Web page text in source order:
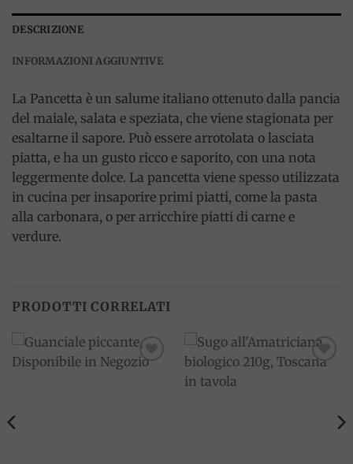
DESCRIZIONE
INFORMAZIONI AGGIUNTIVE
La Pancetta è un salume italiano ottenuto dalla pancia
del maiale, salata e speziata, che viene stagionata per
esaltarne il sapore. Può essere arrotolata o lasciata
piatta, e ha un gusto ricco e saporito, con una nota
leggermente dolce. La pancetta viene spesso utilizzata
in cucina per insaporire primi piatti, come la pasta
alla carbonara, o per arricchire piatti di carne e
verdure.
PRODOTTI CORRELATI